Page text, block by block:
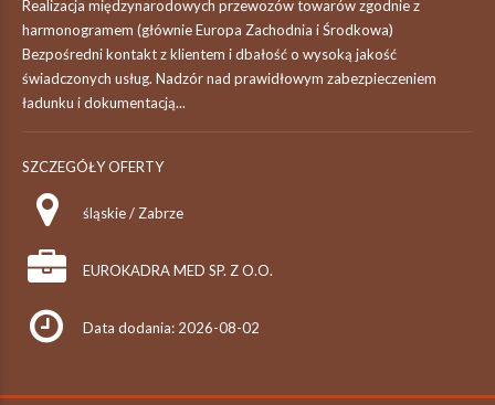
Realizacja międzynarodowych przewozów towarów zgodnie z
harmonogramem (głównie Europa Zachodnia i Środkowa)
Bezpośredni kontakt z klientem i dbałość o wysoką jakość
świadczonych usług. Nadzór nad prawidłowym zabezpieczeniem
ładunku i dokumentacją...
SZCZEGÓŁY OFERTY
śląskie / Zabrze
EUROKADRA MED SP. Z O.O.
Data dodania: 2026-08-02